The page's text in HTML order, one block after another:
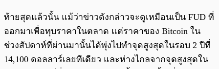
ท้ายสุดแล้วนั้น แม้ว่าข่าวดังกล่าวจะดูเหมือนเป็น FUD ที่
ออกมาเพื่อทุบราคาในตลาด แต่ราคาของ Bitcoin ใน
ช่วงสัปดาห์ที่ผ่านมานั้นได้พุ่งไปทำจุดสูงสุดในรอบ 2 ปีที่
14,100 ดอลลาร์เลยทีเดียว และห่างไกลจากจุดสูงสุดใน